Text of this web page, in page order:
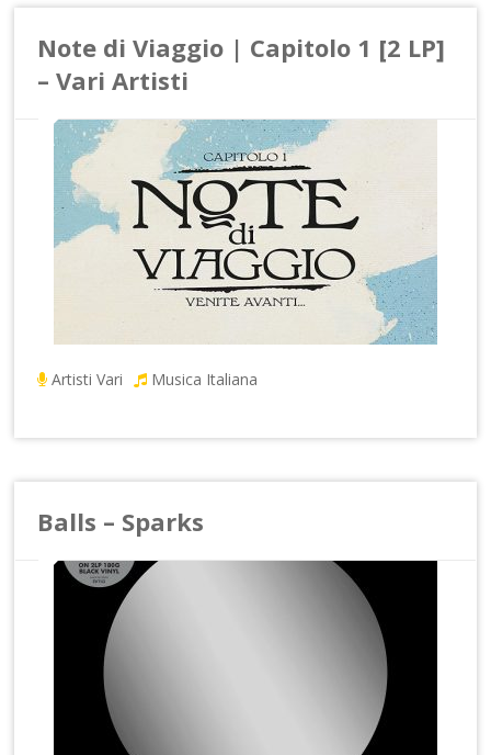
Note di Viaggio | Capitolo 1 [2 LP]
– Vari Artisti
Artisti Vari Musica Italiana
Balls – Sparks